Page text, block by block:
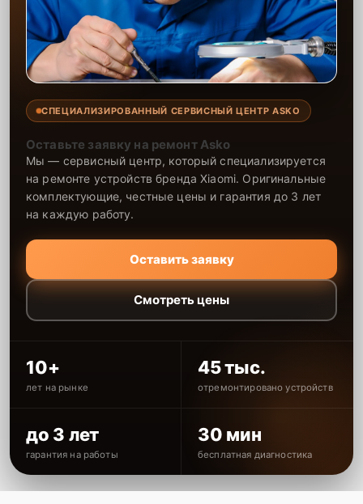
СПЕЦИАЛИЗИРОВАННЫЙ СЕРВИСНЫЙ ЦЕНТР ASKO
Оставьте заявку на ремонт Asko
Мы — сервисный центр, который специализируется
на ремонте устройств бренда Xiaomi. Оригинальные
комплектующие, честные цены и гарантия до 3 лет
на каждую работу.
Оставить заявку
Смотреть цены
10+
лет на рынке
45 тыс.
отремонтировано устройств
до 3 лет
гарантия на работы
30 мин
бесплатная диагностика